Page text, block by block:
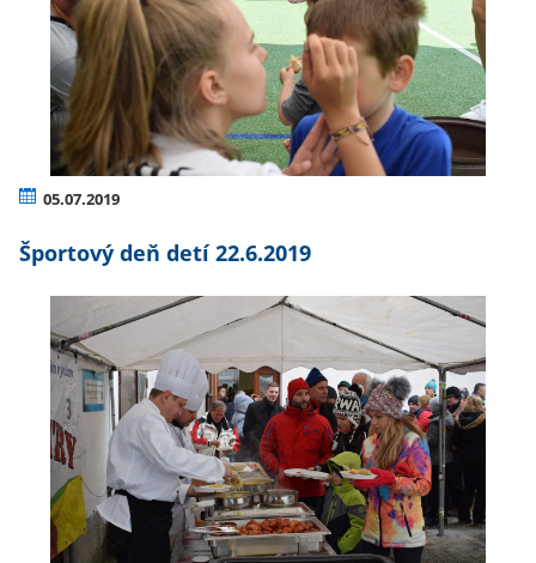
05.07.2019
Športový deň detí 22.6.2019